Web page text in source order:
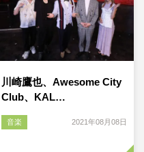
川崎鷹也、Awesome City
Club、KAL…
音楽 2021年08月08日